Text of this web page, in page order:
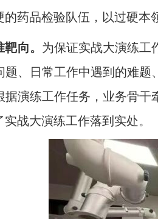
药品检验队伍，以过硬本
向。 为保证实战大演练工
题、日常工作中遇到的难
据演练工作任务，业务骨
战大演练工作落到实处。